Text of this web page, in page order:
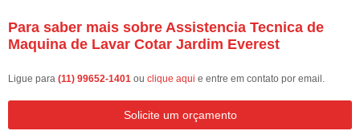
Para saber mais sobre Assistencia Tecnica de
Maquina de Lavar Cotar Jardim Everest
Ligue para (11) 99652-1401 ou clique aqui e entre em contato por email.
Solicite um orçamento